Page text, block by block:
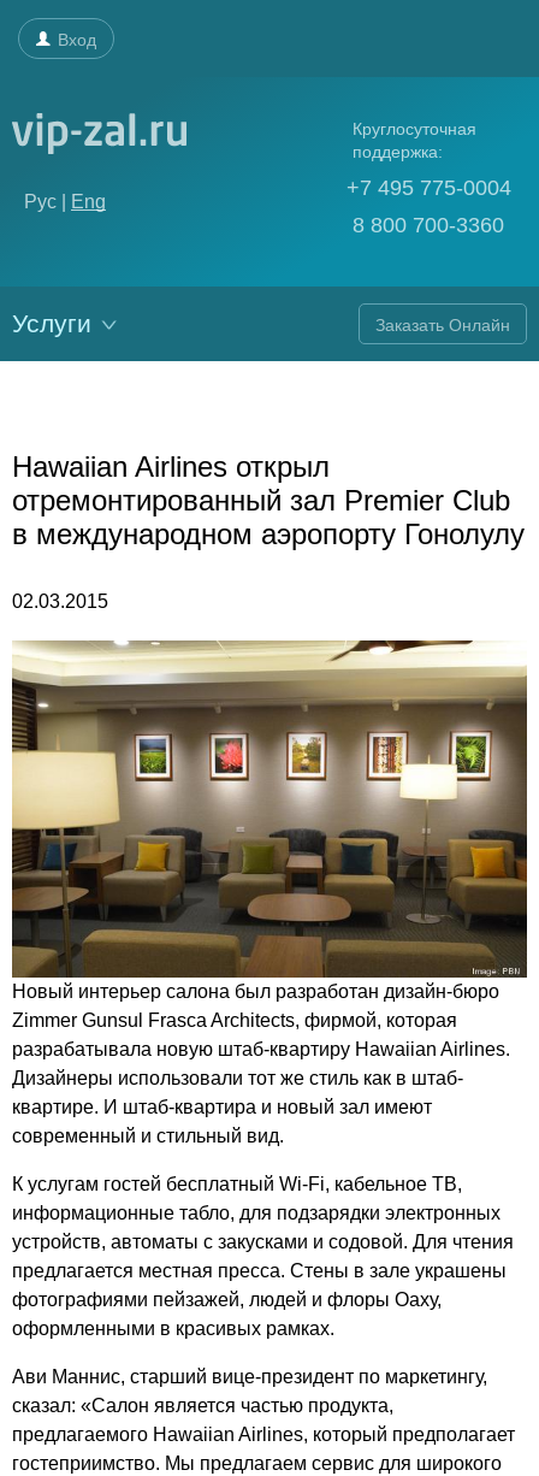
Вход
Рус | Eng
Круглосуточная
поддержка:
+7 495 775-0004
8 800 700-3360
Услуги Заказать Онлайн
Hawaiian Airlines открыл
отремонтированный зал Premier Club
в международном аэропорту Гонолулу
02.03.2015
Новый интерьер салона был разработан дизайн-бюро
Zimmer Gunsul Frasca Architects, фирмой, которая
разрабатывала новую штаб-квартиру Hawaiian Airlines.
Дизайнеры использовали тот же стиль как в штаб-
квартире. И штаб-квартира и новый зал имеют
современный и стильный вид.
К услугам гостей бесплатный Wi-Fi, кабельное ТВ,
информационные табло, для подзарядки электронных
устройств, автоматы с закусками и содовой. Для чтения
предлагается местная пресса. Стены в зале украшены
фотографиями пейзажей, людей и флоры Оаху,
оформленными в красивых рамках.
Ави Маннис, старший вице-президент по маркетингу,
сказал: «Салон является частью продукта,
предлагаемого Hawaiian Airlines, который предполагает
гостеприимство. Мы предлагаем сервис для широкого